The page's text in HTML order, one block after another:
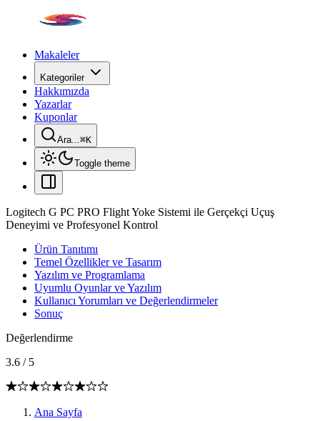
Makaleler
Kategoriler
Hakkımızda
Yazarlar
Kuponlar
Ara...⌘K
Toggle theme
Logitech G PC PRO Flight Yoke Sistemi ile Gerçekçi Uçuş
Deneyimi ve Profesyonel Kontrol
Ürün Tanıtımı
Temel Özellikler ve Tasarım
Yazılım ve Programlama
Uyumlu Oyunlar ve Yazılım
Kullanıcı Yorumları ve Değerlendirmeler
Sonuç
Değerlendirme
3.6 / 5
Ana Sayfa